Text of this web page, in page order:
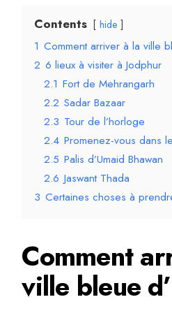
Contents hide
1 Comment arriver à la ville
2 6 lieux à visiter à Jodphur
2.1 Fort de Mehrangarh
2.2 Sadar Bazaar
2.3 Tour de l’horloge
2.4 Promenez-vous dans
2.5 Palis d’Umaid Bhawan
2.6 Jaswant Thada
3 Certaines choses à
Comment
ville bleue